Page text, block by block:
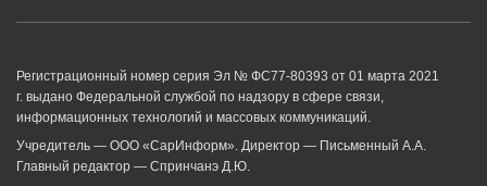
Регистрационный номер серия Эл № ФС77-80393 от 01 марта 2021
г. выдано Федеральной службой по надзору в сфере связи,
информационных технологий и массовых коммуникаций.
Учредитель — ООО «СарИнформ». Директор — Письменный А.А.
Главный редактор — Спринчанэ Д.Ю.